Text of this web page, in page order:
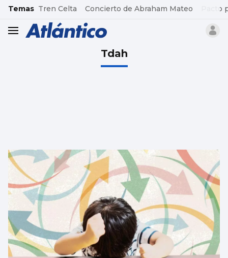
common.go-to-content
Temas Tren Celta Concierto de Abraham Mateo Pacto
header.menu.open
Tdah